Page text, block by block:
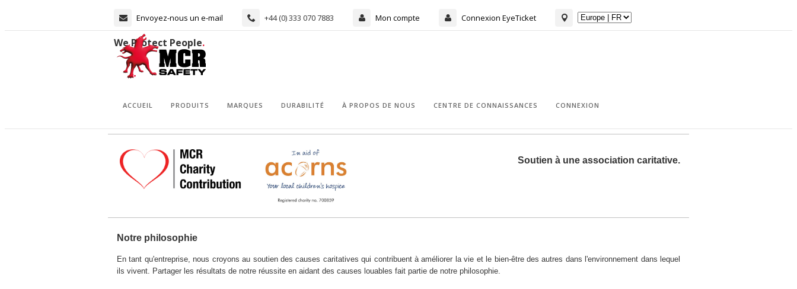
Envoyez-nous un e-mail +44 (0) 333 070 7883 Mon compte Connexion EyeTicket
We Protect People.
ACCUEIL PRODUITS MARQUES DURABILITÉ À PROPOS DE NOUS CENTRE DE CONNAISSANCES CONNEXION
Soutien à une association caritative.
Notre philosophie
En tant qu'entreprise, nous croyons au soutien des causes caritatives qui contribuent à améliorer la vie et le bien-être des autres dans l'environnement dans lequel
ils vivent. Partager les résultats de notre réussite en aidant des causes louables fait partie de notre philosophie.